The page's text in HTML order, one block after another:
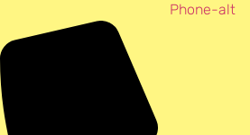
Phone-alt